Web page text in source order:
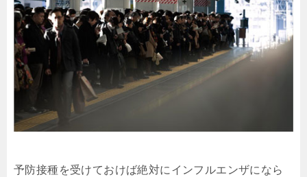
予防接種を受けておけば絶対にインフルエンザになら